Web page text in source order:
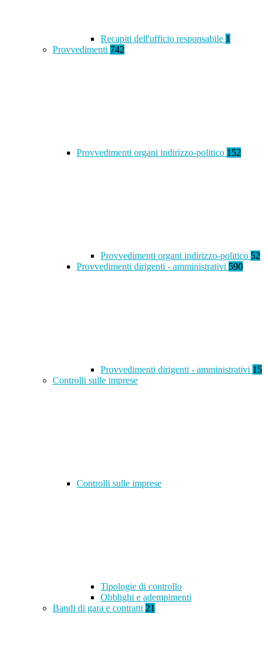
Recapiti dell'ufficio responsabile 1
Provvedimenti 742
Provvedimenti organi indirizzo-politico 152
Provvedimenti organi indirizzo-politico 52
Provvedimenti dirigenti - amministrativi 590
Provvedimenti dirigenti - amministrativi 15
Controlli sulle imprese
Controlli sulle imprese
Tipologie di controllo
Obblighi e adempimenti
Bandi di gara e contratti 21